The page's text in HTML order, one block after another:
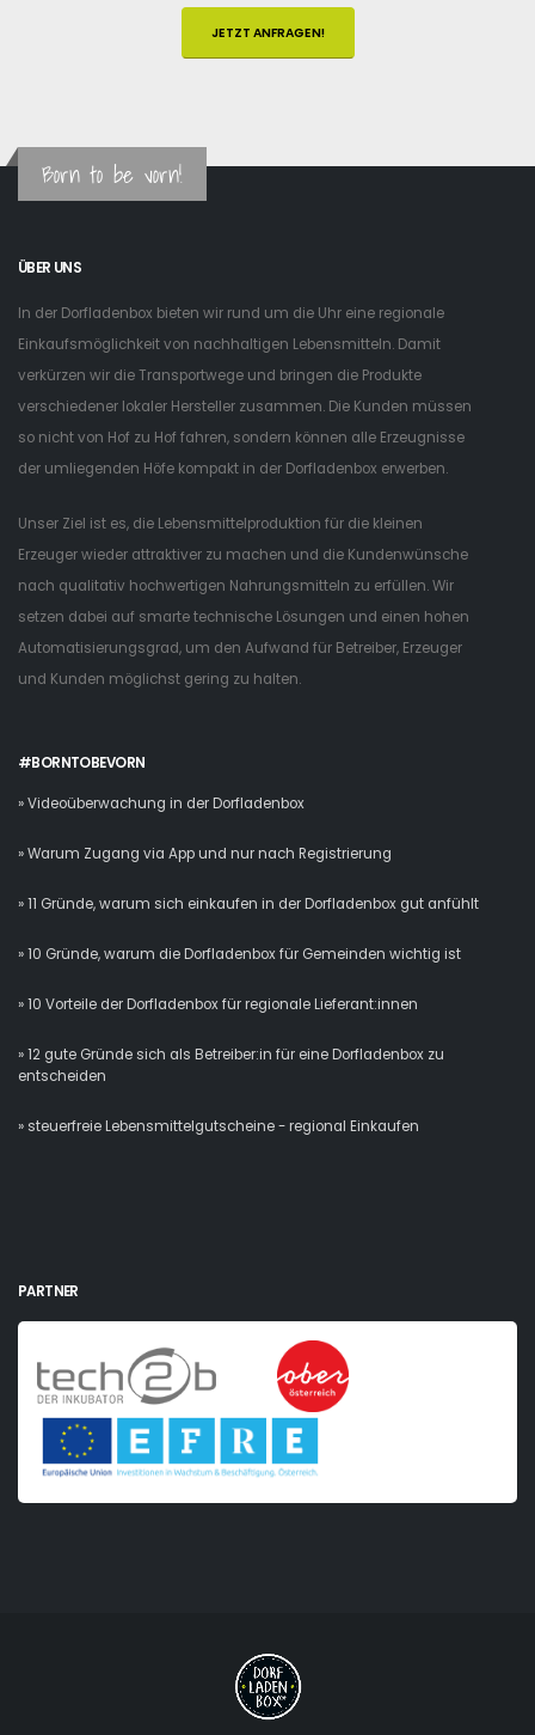
JETZT ANFRAGEN!
Born to be vorn!
ÜBER UNS
In der Dorfladenbox bieten wir rund um die Uhr eine regionale
Einkaufsmöglichkeit von nachhaltigen Lebensmitteln. Damit
verkürzen wir die Transportwege und bringen die Produkte
verschiedener lokaler Hersteller zusammen. Die Kunden müssen
so nicht von Hof zu Hof fahren, sondern können alle Erzeugnisse
der umliegenden Höfe kompakt in der Dorfladenbox erwerben.
Unser Ziel ist es, die Lebensmittelproduktion für die kleinen
Erzeuger wieder attraktiver zu machen und die Kundenwünsche
nach qualitativ hochwertigen Nahrungsmitteln zu erfüllen. Wir
setzen dabei auf smarte technische Lösungen und einen hohen
Automatisierungsgrad, um den Aufwand für Betreiber, Erzeuger
und Kunden möglichst gering zu halten.
#BORNTOBEVORN
» Videoüberwachung in der Dorfladenbox
» Warum Zugang via App und nur nach Registrierung
» 11 Gründe, warum sich einkaufen in der Dorfladenbox gut anfühlt
» 10 Gründe, warum die Dorfladenbox für Gemeinden wichtig ist
» 10 Vorteile der Dorfladenbox für regionale Lieferant:innen
» 12 gute Gründe sich als Betreiber:in für eine Dorfladenbox zu
entscheiden
» steuerfreie Lebensmittelgutscheine - regional Einkaufen
PARTNER